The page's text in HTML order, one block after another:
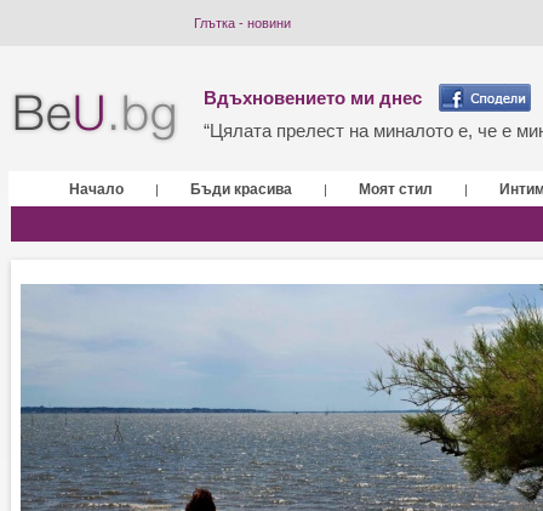
Глътка - новини
Вдъхновението ми днес
“Цялата прелест на миналото е, че е
Начало | Бъди красива | Моят стил |